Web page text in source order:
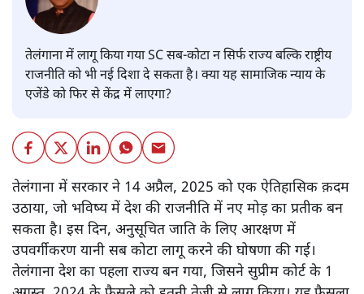
तेलंगाना में लागू किया गया SC सब-कोटा न सिर्फ राज्य बल्कि राष्ट्रीय
राजनीति को भी नई दिशा दे सकता है। क्या यह सामाजिक न्याय के
एजेंडे को फिर से केंद्र में लाएगा?
तेलंगाना में सरकार ने 14 अप्रैल, 2025 को एक ऐतिहासिक क़दम
उठाया, जो भविष्य में देश की राजनीति में नए मोड़ का प्रतीक बन
सकता है। इस दिन, अनुसूचित जाति के लिए आरक्षण में
उपवर्गीकरण यानी सब कोटा लागू करने की घोषणा की गई।
तेलंगाना देश का पहला राज्य बन गया, जिसने सुप्रीम कोर्ट के 1